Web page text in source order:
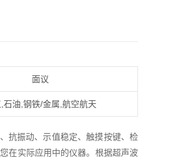
面议
石油,钢铁/金属,航空航天
抗振动、示值稳定、触摸按键、检
在实际应用中的仪器。根据超声波